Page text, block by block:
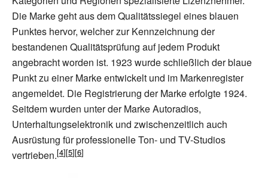
Die Marke geht aus dem Qualitätssiegel eines blauen
Punktes hervor, welcher zur Kennzeichnung der
bestandenen Qualitätsprüfung auf jedem Produkt
angebracht worden ist. 1923 wurde schließlich der blaue
Punkt zu einer Marke entwickelt und im Markenregister
angemeldet. Die Registrierung der Marke erfolgte 1924.
Seitdem wurden unter der Marke Autoradios,
Unterhaltungselektronik und zwischenzeitlich auch
Ausrüstung für professionelle Ton- und TV-Studios
vertrieben.